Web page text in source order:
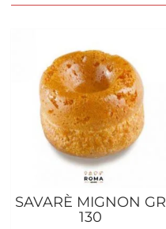
SAVARÈ MIGNON GR
130